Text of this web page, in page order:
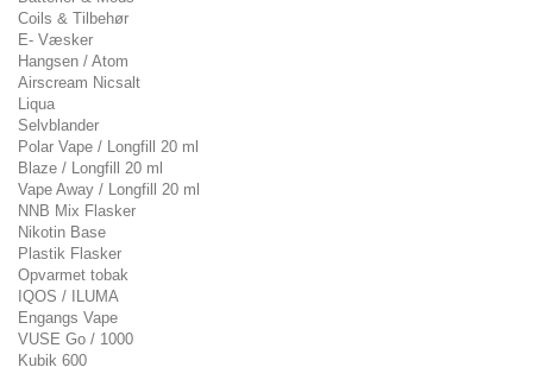
Coils & Tilbehør
E- Væsker
Hangsen / Atom
Airscream Nicsalt
Liqua
Selvblander
Polar Vape / Longfill 20 ml
Blaze / Longfill 20 ml
Vape Away / Longfill 20 ml
NNB Mix Flasker
Nikotin Base
Plastik Flasker
Opvarmet tobak
IQOS / ILUMA
Engangs Vape
VUSE Go / 1000
Kubik 600